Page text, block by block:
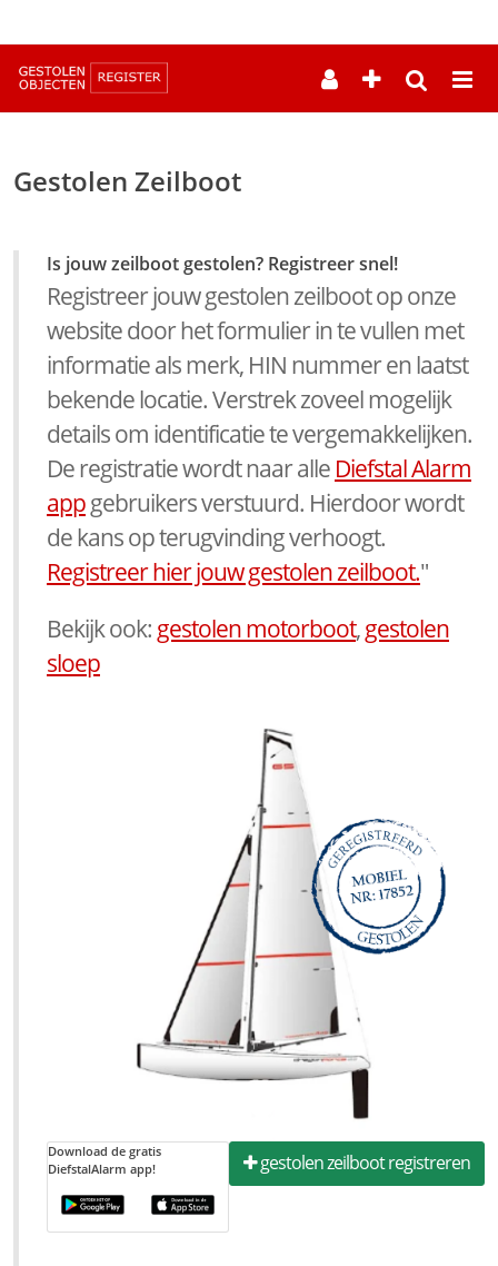
Gestolen Zeilboot
Is jouw zeilboot gestolen? Registreer snel!
Registreer jouw gestolen zeilboot op onze
website door het formulier in te vullen met
informatie als merk, HIN nummer en laatst
bekende locatie. Verstrek zoveel mogelijk
details om identificatie te vergemakkelijken.
De registratie wordt naar alle Diefstal Alarm
appgebruikers verstuurd. Hierdoor wordt
de kans op terugvinding verhoogt.
Registreer hier jouw gestolen zeilboot."
Bekijk ook: gestolen motorboot,gestolen
sloep
gestolen zeilboot registreren
Download de gratis
DiefstalAlarm app!